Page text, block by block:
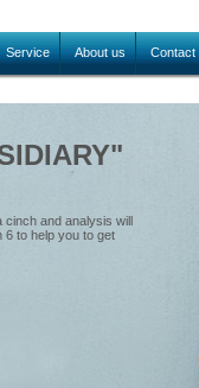
Service About us Contact
cinch and analysis will
6 to help you to get